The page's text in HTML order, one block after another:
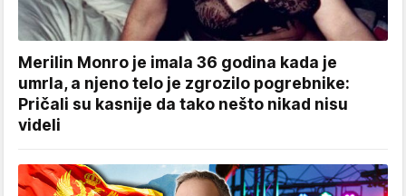
Merilin Monro je imala 36 godina kada je
umrla, a njeno telo je zgrozilo pogrebnike:
Pričali su kasnije da tako nešto nikad nisu
videli